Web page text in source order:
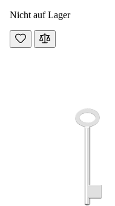
Nicht auf Lager